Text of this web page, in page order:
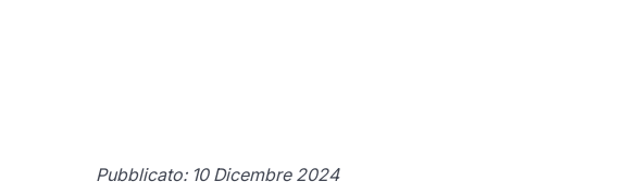
Pubblicato: 10 Dicembre 2024